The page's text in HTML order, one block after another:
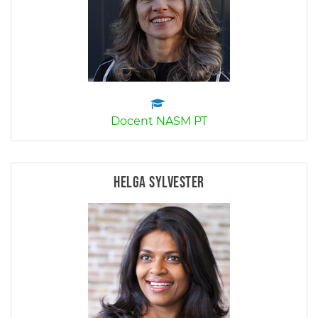
Docent NASM PT
Helga Sylvester